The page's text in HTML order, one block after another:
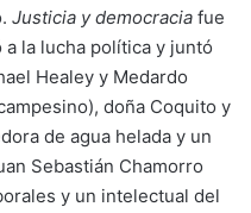
Justicia y democracia fue
la lucha política y juntó
Healey y Medardo
doña Coquito y
de agua helada y un
Sebastián Chamorro
y un intelectual del